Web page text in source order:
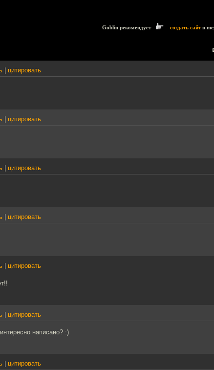
Goblin рекомендует создать сайтв
цитировать
цитировать
цитировать
цитировать
цитировать
цитировать
написано? :)
цитировать